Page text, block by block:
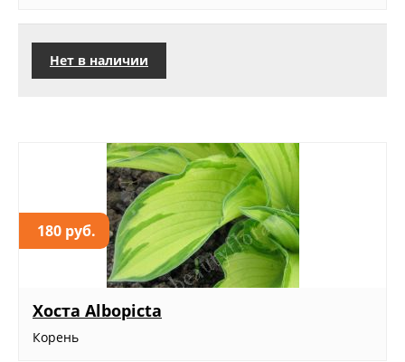
Нет в наличии
180 руб.
Хоста Albopicta
Корень